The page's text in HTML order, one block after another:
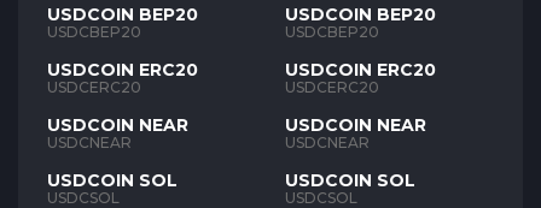
USDCOIN BEP20
USDCBEP20
USDCOIN ERC20
USDCERC20
USDCOIN NEAR
USDCNEAR
USDCOIN SOL
USDCSOL
USDCOIN BEP20
USDCBEP20
USDCOIN ERC20
USDCERC20
USDCOIN NEAR
USDCNEAR
USDCOIN SOL
USDCSOL